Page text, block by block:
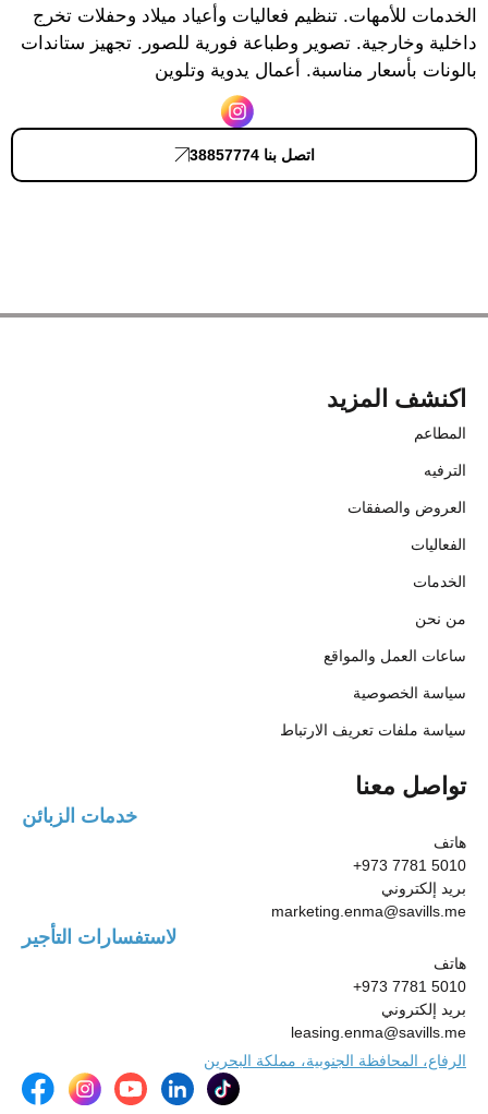
الخدمات للأمهات. تنظيم فعاليات وأعياد ميلاد وحفلات تخرج
داخلية وخارجية. تصوير وطباعة فورية للصور. تجهيز ستاندات
بالونات بأسعار مناسبة. أعمال يدوية وتلوين
اتصل بنا 38857774
اكنشف المزيد
المطاعم
الترفيه
العروض والصفقات
الفعاليات
الخدمات
من نحن
ساعات العمل والمواقع
سياسة الخصوصية
سياسة ملفات تعريف الارتباط
تواصل معنا
خدمات الزبائن
هاتف
+973 7781 5010
بريد إلكتروني
marketing.enma@savills.me
لاستفسارات التأجير
هاتف
+973 7781 5010
بريد إلكتروني
leasing.enma@savills.me
الرفاع، المحافظة الجنوبية، مملكة البحرين